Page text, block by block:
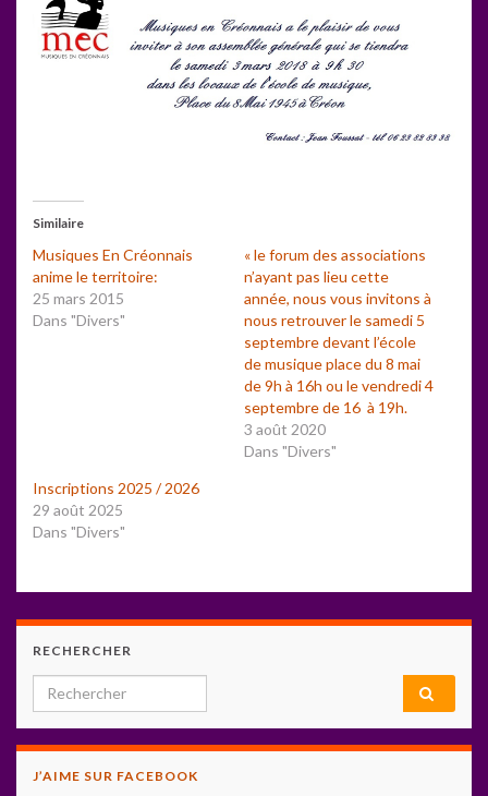
Similaire
Musiques En Créonnais
anime le territoire:
25 mars 2015
Dans "Divers"
« le forum des associations
n’ayant pas lieu cette
année, nous vous invitons à
nous retrouver le samedi 5
septembre devant l’école
de musique place du 8 mai
de 9h à 16h ou le vendredi 4
septembre de 16 à 19h.
3 août 2020
Dans "Divers"
Inscriptions 2025 / 2026
29 août 2025
Dans "Divers"
RECHERCHER
Search for:
J’AIME SUR FACEBOOK